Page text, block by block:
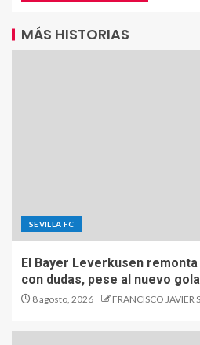
MÁS HISTORIAS
SEVILLA FC
El Bayer Leverkusen remonta
con dudas, pese al nuevo
8 agosto, 2026 FRANCISCO JAVIER